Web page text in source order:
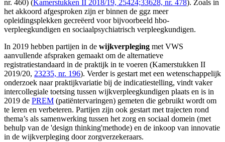
nr. 460) (Kamerstukken II 2018/19, 25424;33628, nr. 478). Zoals in
het akkoord afgesproken zijn er binnen de ggz meer
opleidingsplekken gecreëerd voor bijvoorbeeld hbo-
verpleegkundigen en sociaalpsychiatrisch verpleegkundigen.
In 2019 hebben partijen in de wijkverpleging met VWS
aanvullende afspraken gemaakt om de alternatieve
registratiestandaard in de praktijk in te voeren (Kamerstukken II
2019/20, 23235, nr. 196). Verder is gestart met een wetenschappelijk
onderzoek naar praktijkvariatie bij de indicatiestelling, vindt vaker
intercollegiale toetsing tussen wijkverpleegkundigen plaats en is in
2019 de PREM (patiëntervaringen) gemeten die gebruikt wordt om
te leren en verbeteren. Partijen zijn ook gestart met trajecten rond
thema’s als samenwerking tussen het zorg en sociaal domein (met
behulp van de 'design thinking'methode) en de inkoop van innovatie
in de wijkverpleging door zorgverzekeraars.